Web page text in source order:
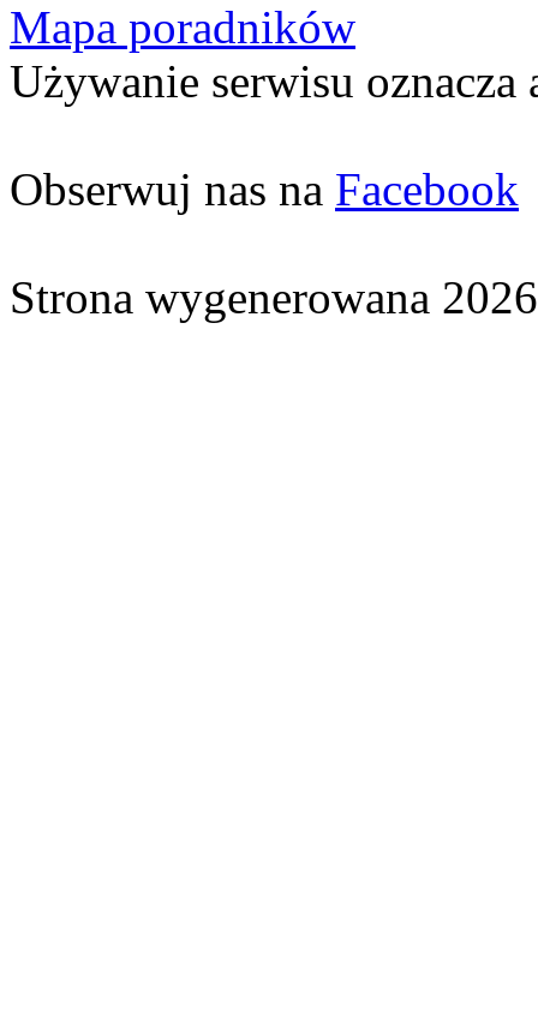
Mapa poradników
Używanie serwisu oznacza
Obserwuj nas na Facebook
Strona wygenerowana